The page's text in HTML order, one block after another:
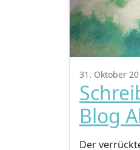
31. Oktober
Blog
Der